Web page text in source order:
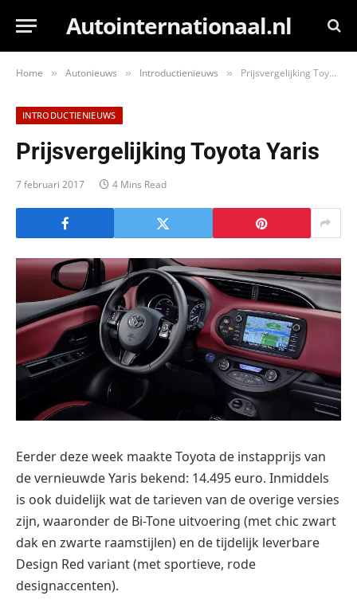
Autointernationaal.nl
Home » Autonieuws » Introductienieuws » Prijsvergelijking Toyota Yaris
INTRODUCTIENIEUWS
Prijsvergelijking Toyota Yaris
7 februari 2017 4 Mins Read
Eerder deze week maakte Toyota de instapprijs van
de vernieuwde Yaris bekend: 14.495 euro. Inmiddels
is ook duidelijk wat de tarieven van de overige versies
zijn, waaronder de Bi-Tone uitvoering (met chic zwart
dak en zwarte raamstijlen) en de tijdelijk leverbare
Design Red variant (met sportieve, rode
designaccenten).